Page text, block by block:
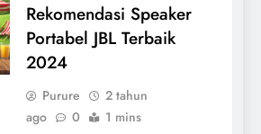
Rekomendasi Speaker
Portabel JBL Terbaik
2024
Purure
2 tahun
ago
0 1 mins